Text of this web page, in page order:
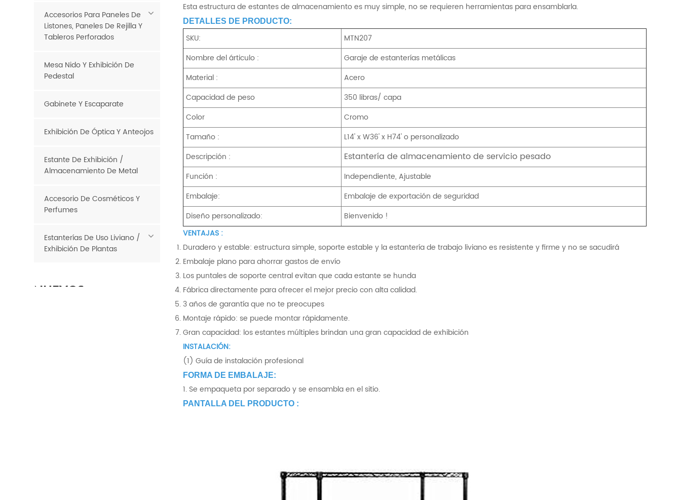
Esta estructura de estantes de almacenamiento es muy simple, no se requieren herramientas para ensamblarla.
DETALLES DE PRODUCTO:
SKU:
MTN207
Nombre del árticulo :
Garaje de estanterías metálicas
Material :
Acero
Capacidad de peso
350 libras/ capa
Color
Cromo
Tamaño :
L14' x W36' x H74' o personalizado
Descripción :
Estantería de almacenamiento de servicio pesado
Función :
Independiente, Ajustable
Embalaje:
Embalaje de exportación de seguridad
Diseño personalizado:
Bienvenido !
VENTAJAS :
Duradero y estable: estructura simple, soporte estable y la estantería de trabajo liviano es resistente y firme y no se sacudirá
Embalaje plano para ahorrar gastos de envío
Los puntales de soporte central evitan que cada estante se hunda
Fábrica directamente para ofrecer el mejor precio con alta calidad.
3 años de garantía que no te preocupes
Montaje rápido: se puede montar rápidamente.
Gran capacidad: los estantes múltiples brindan una gran capacidad de exhibición
INSTALACIÓN:
(1) Guía de instalación profesional
FORMA DE EMBALAJE:
1. Se empaqueta por separado y se ensambla en el sitio.
PANTALLA DEL PRODUCTO :
Accesorios Para Paneles De
Listones, Paneles De Rejilla Y
Tableros Perforados
Mesa Nido Y Exhibición De
Pedestal
Gabinete Y Escaparate
Exhibición De Óptica Y Anteojos
Estante De Exhibición /
Almacenamiento De Metal
Accesorio De Cosméticos Y
Perfumes
Estanterías De Uso Liviano /
Exhibición De Plantas
NUEVOS